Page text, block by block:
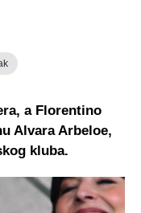
a Florentino
Alvara Arbeloe,
kluba.